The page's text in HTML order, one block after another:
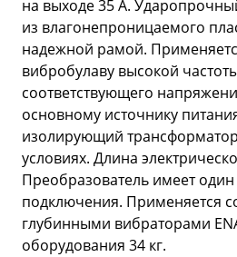
на выходе 35 А.
из влагонепроницаемого
надежной рамой.
вибробулаву высокой
соответствующего
основному источнику
изолирующий
условиях. Длина
Преобразователь имеет один
подключения. Применяется
глубинными вибраторами
оборудования 34 кг.